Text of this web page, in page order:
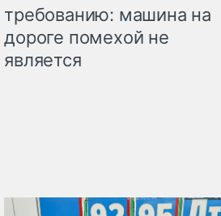
требованию: машина на
дороге помехой не
является